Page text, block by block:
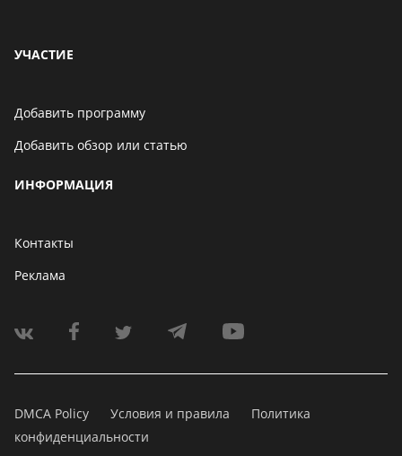
УЧАСТИЕ
Добавить программу
Добавить обзор или статью
ИНФОРМАЦИЯ
Контакты
Реклама
DMCA Policy Условия и правила
Политика
конфиденциальности